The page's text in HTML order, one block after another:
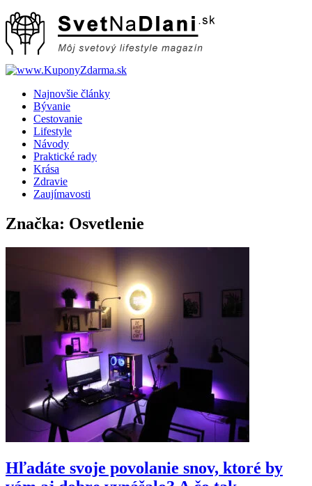
Skip
to
content
Najnovšie články
Bývanie
Cestovanie
Lifestyle
Návody
Praktické rady
Krása
Zdravie
Zaujímavosti
Značka: Osvetlenie
Hľadáte svoje povolanie snov, ktoré by